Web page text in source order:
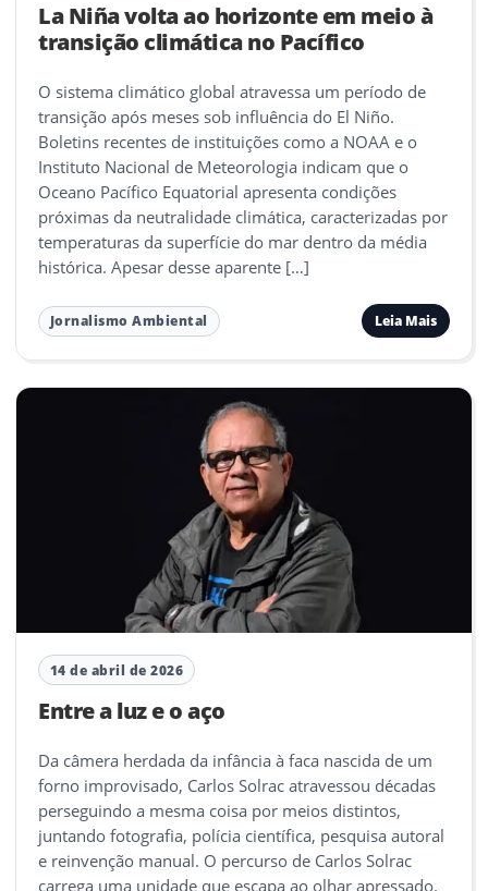
La Niña volta ao horizonte em meio à
transição climática no Pacífico
O sistema climático global atravessa um período de
transição após meses sob influência do El Niño.
Boletins recentes de instituições como a NOAA e o
Instituto Nacional de Meteorologia indicam que o
Oceano Pacífico Equatorial apresenta condições
próximas da neutralidade climática, caracterizadas por
temperaturas da superfície do mar dentro da média
histórica. Apesar desse aparente […]
Jornalismo Ambiental Leia Mais
14 de abril de 2026
Entre a luz e o aço
Da câmera herdada da infância à faca nascida de um
forno improvisado, Carlos Solrac atravessou décadas
perseguindo a mesma coisa por meios distintos,
juntando fotografia, polícia científica, pesquisa autoral
e reinvenção manual. O percurso de Carlos Solrac
carrega uma unidade que escapa ao olhar apressado.